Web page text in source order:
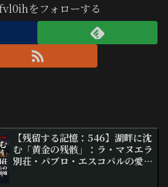
をフォローする
【残留する記憶：546】湖畔に沈
む「黄金の残骸」：ラ・マヌエラ
別荘・パブロ・エスコバルの愛と